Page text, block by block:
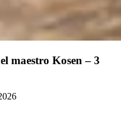
maestro Kosen – 3